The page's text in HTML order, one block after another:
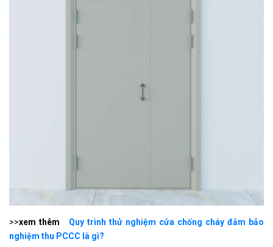
>>xem thêm
Quy trình thử nghiệm cửa chống cháy đảm bảo
nghiệm thu PCCC là gì?